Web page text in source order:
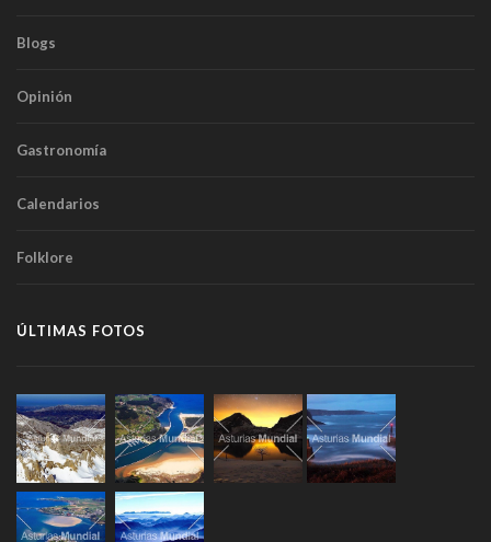
Blogs
Opinión
Gastronomía
Calendarios
Folklore
ÚLTIMAS FOTOS